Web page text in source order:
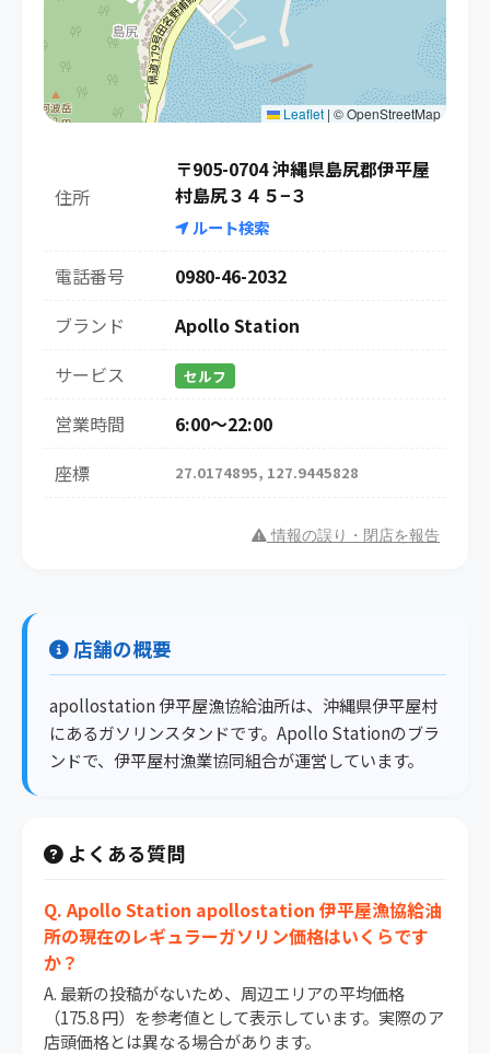
Leaflet | © OpenStreetMap
住所
〒905-0704 沖縄県島尻郡伊平屋
村島尻３４５−３
ルート検索
電話番号
0980-46-2032
ブランド
Apollo Station
サービス
セルフ
営業時間
6:00～22:00
座標
27.0174895, 127.9445828
情報の誤り・閉店を報告
店舗の概要
apollostation 伊平屋漁協給油所は、沖縄県伊平屋村
にあるガソリンスタンドです。Apollo Stationのブラ
ンドで、伊平屋村漁業協同組合が運営しています。
よくある質問
Q. Apollo Station apollostation 伊平屋漁協給油
所の現在のレギュラーガソリン価格はいくらです
か？
A. 最新の投稿がないため、周辺エリアの平均価格
（175.8 円）を参考値として表示しています。実際のア
店頭価格とは異なる場合があります。